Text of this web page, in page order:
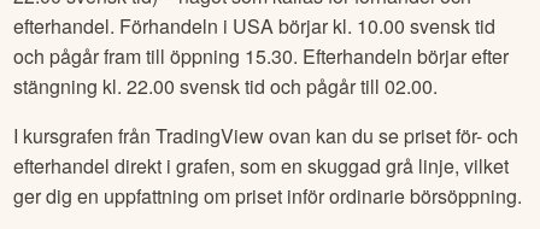
efterhandel. Förhandeln i USA börjar kl. 10.00 svensk tid
och pågår fram till öppning 15.30. Efterhandeln börjar efter
stängning kl. 22.00 svensk tid och pågår till 02.00.
I kursgrafen från TradingView ovan kan du se priset för- och
efterhandel direkt i grafen, som en skuggad grå linje, vilket
ger dig en uppfattning om priset inför ordinarie börsöppning.